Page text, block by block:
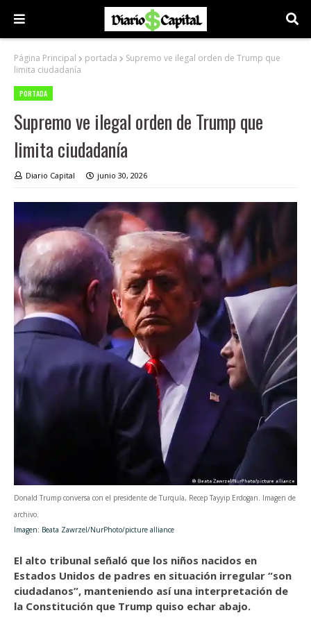
Página Principal portada
Supremo ve ilegal orden de Trump que
limita ciudadanía
PORTADA
Supremo ve ilegal orden de Trump que
limita ciudadanía
Diario Capital junio 30, 2026
Donald Trump conversa con el presidente de Turquía, Recep Tayyip Erdogan. Imagen de
archivo.
Imagen: Beata Zawrzel/NurPhoto/picture alliance
El alto tribunal señaló que los niños nacidos en
Estados Unidos de padres en situación irregular “son
ciudadanos”, manteniendo así una interpretación de
la Constitución que Trump quiso echar abajo.